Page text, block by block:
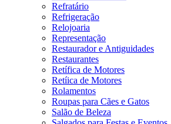
Refratário
Refrigeração
Relojoaria
Representação
Restaurador e Antiguidades
Restaurantes
Retífica de Motores
Retíica de Motores
Rolamentos
Roupas para Cães e Gatos
Salão de Beleza